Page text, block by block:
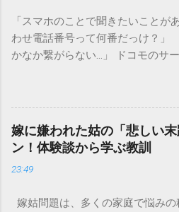
す）」と「膠（にかわ）」、そし
微細かつ独特の粘性を持っている
の観点から以下の問題が発生しま
施設であっても、これらの微粒子
とは容易ではありません。大量に
到達し、水質の濁りや生態系へ悪
ます。 2. 排水管の詰まりと劣化 墨
め、深刻な詰まりを引き起こしま
「スマホのことで聞きたいことが
わせ電話番号って何番だっけ？」
かなか繋がらない…」 ドコモのサ
ンフォメーションセンター」の専
ね。 でも、「 ドコモ151は何時ま
151は何時から 受付可能なの？」
かなか電話ができない方もいるか
は、ドコモ151の営業時間や、電
らには電話がつながらない時の対
言うと、ドコモのインフォメーシ
嫁に嫌われた姑の「悲しい
ン！体験談から学ぶ教訓
23:49
嫁姑問題は、多くの家庭で悩み